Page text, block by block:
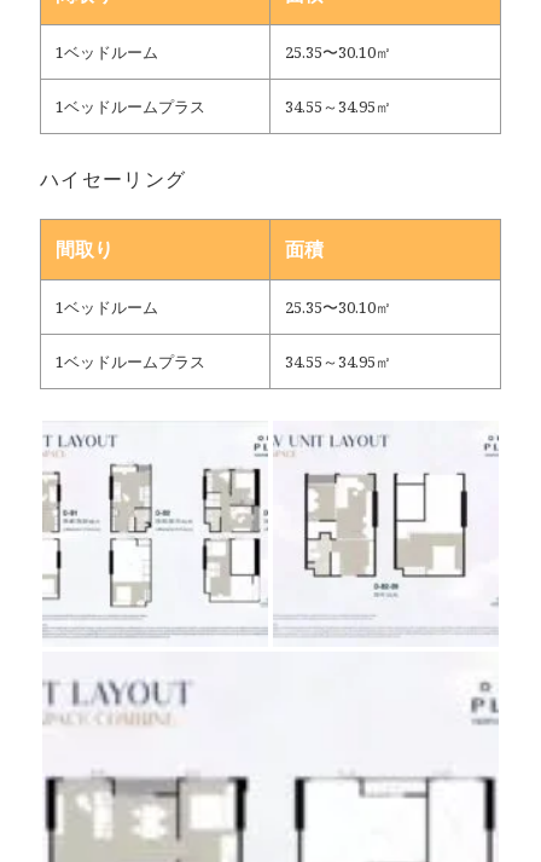
1ベッドルーム 25.35〜30.10㎡
1ベッドルームプラス 34.55～34.95㎡
ハイセーリング
間取り 面積
1ベッドルーム 25.35〜30.10㎡
1ベッドルームプラス 34.55～34.95㎡